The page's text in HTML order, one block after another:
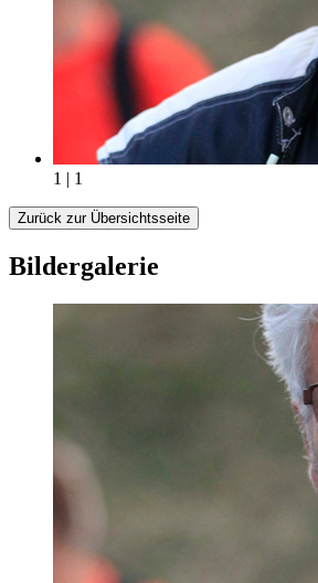
1 | 1
Zurück zur Übersichtsseite
Bildergalerie